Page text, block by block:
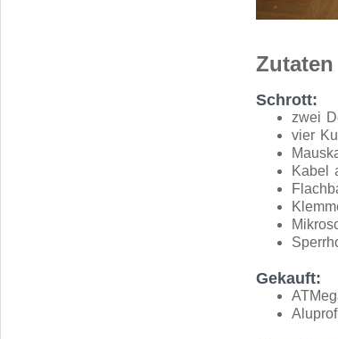
Zutaten
Schrott:
zwei
vier
Kabel
Gekauft: